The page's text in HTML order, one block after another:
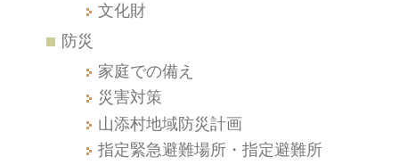
文化財
防災
家庭での備え
災害対策
山添村地域防災計画
指定緊急避難場所・指定避難所